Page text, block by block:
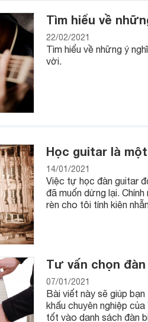
Tìm hiểu về
22/02/2021
Tìm hiểu về những ý
vời.
Học guitar là
14/01/2021
Việc tự học đàn guitar
đã muốn dừng lại.
rèn cho tôi tính kiên
Tư vấn chọn đàn
07/01/2021
Bài viết này sẽ giúp
khấu chuyên nghiệp
tốt vào danh sách đàn